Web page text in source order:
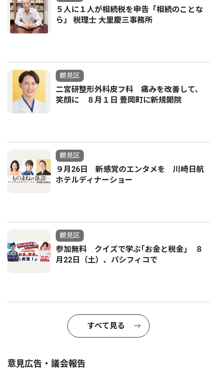
５人に１人が相続税を申告「相続のことな
ら」 税理士 大里慶三事務所
鶴見区
二宮研整形外科皮フ科 痛みを改善して、
笑顔に ８月１日 豊岡町に新規開院
鶴見区
９月26日 新感覚のエンタメを 川崎日航
ホテルディナーショー
鶴見区
参加無料 クイズで学ぶ｢お金と税金｣ ８
月22日（土）、パシフィコで
すべて見る
意見広告・議会報告